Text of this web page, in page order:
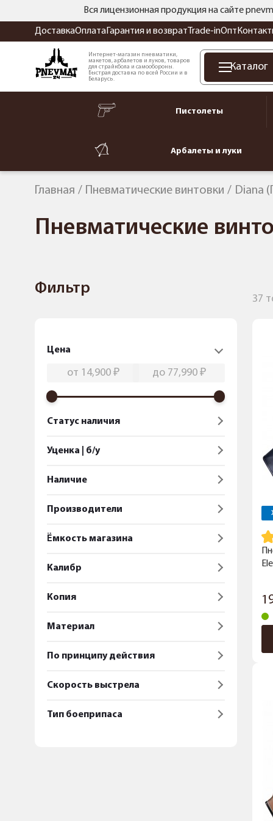
Вся лицензионная продукция на сайте
ДоставкаОплата Гарантия и возврат Trade-inОпт
Интернет-магазин пневматики,
макетов, арбалетов и луков, товаров
для страйкбола и самообороны.
Быстрая доставка по всей России и в
Беларусь.
Каталог
Пистолеты
Арбалеты и луки
Главная Пневматические винтовки Diana
Пневматические
Фильтр
Цена
Статус наличия
Уценка | б/у
Наличие
Производители
Ёмкость магазина
Калибр
Копия
Материал
По принципу действия
Скорость выстрела
Тип боеприпаса
37